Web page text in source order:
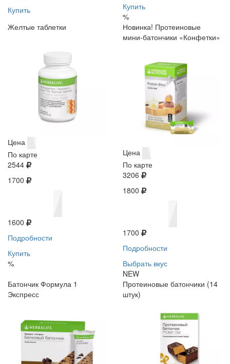
Купить
Купить
%
Желтые таблетки
Цена
По карте
2544
1700
1600
Подробности
Купить
%
Новинка! Протеиновые
мини-батончики «Конфетки»
Цена
По карте
3206
1800
1700
Подробности
Выбрать вкус
NEW
Батончик Формула 1
Экспресс
Протеиновые батончики (14
штук)